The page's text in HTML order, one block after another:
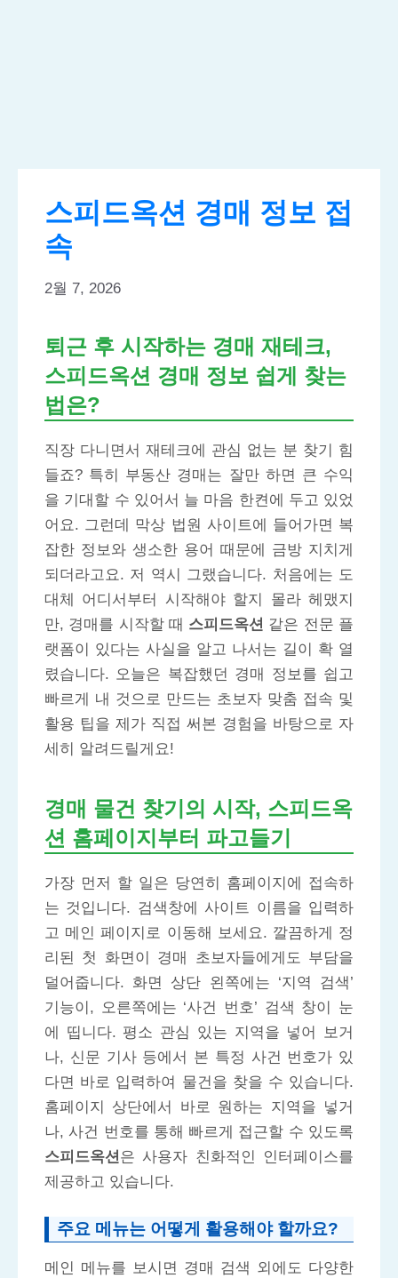
스피드옥션 경매 정보 접
속
2월 7, 2026
퇴근 후 시작하는 경매 재테크,
스피드옥션 경매 정보 쉽게 찾는
법은?
직장 다니면서 재테크에 관심 없는 분 찾기 힘
들죠? 특히 부동산 경매는 잘만 하면 큰 수익
을 기대할 수 있어서 늘 마음 한켠에 두고 있었
어요. 그런데 막상 법원 사이트에 들어가면 복
잡한 정보와 생소한 용어 때문에 금방 지치게
되더라고요. 저 역시 그랬습니다. 처음에는 도
대체 어디서부터 시작해야 할지 몰라 헤맸지
만, 경매를 시작할 때 스피드옥션 같은 전문 플
랫폼이 있다는 사실을 알고 나서는 길이 확 열
렸습니다. 오늘은 복잡했던 경매 정보를 쉽고
빠르게 내 것으로 만드는 초보자 맞춤 접속 및
활용 팁을 제가 직접 써본 경험을 바탕으로 자
세히 알려드릴게요!
경매 물건 찾기의 시작, 스피드옥
션 홈페이지부터 파고들기
가장 먼저 할 일은 당연히 홈페이지에 접속하
는 것입니다. 검색창에 사이트 이름을 입력하
고 메인 페이지로 이동해 보세요. 깔끔하게 정
리된 첫 화면이 경매 초보자들에게도 부담을
덜어줍니다. 화면 상단 왼쪽에는 ‘지역 검색’
기능이, 오른쪽에는 ‘사건 번호’ 검색 창이 눈
에 띱니다. 평소 관심 있는 지역을 넣어 보거
나, 신문 기사 등에서 본 특정 사건 번호가 있
다면 바로 입력하여 물건을 찾을 수 있습니다.
홈페이지 상단에서 바로 원하는 지역을 넣거
나, 사건 번호를 통해 빠르게 접근할 수 있도록
스피드옥션은 사용자 친화적인 인터페이스를
제공하고 있습니다.
주요 메뉴는 어떻게 활용해야 할까요?
메인 메뉴를 보시면 경매 검색 외에도 다양한